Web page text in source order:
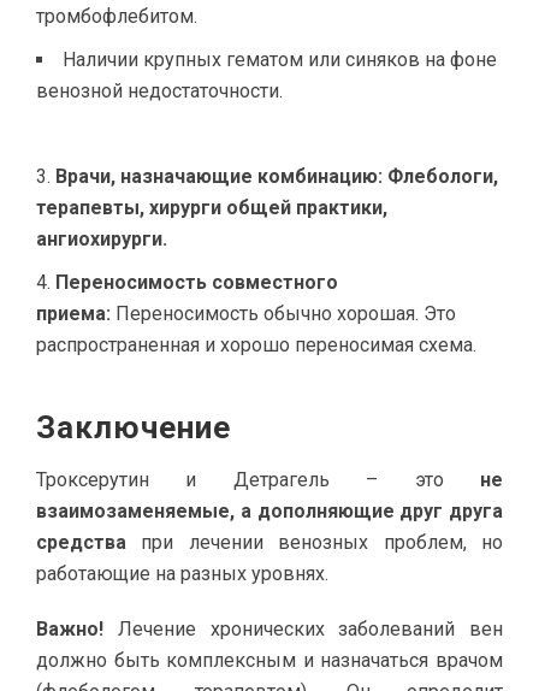
тромбофлебитом.
Наличии крупных гематом или синяков на фоне
венозной недостаточности.
Врачи, назначающие комбинацию: Флебологи,
терапевты, хирурги общей практики,
ангиохирурги.
Переносимость совместного
приема: Переносимость обычно хорошая. Это
распространенная и хорошо переносимая схема.
Заключение
Троксерутин и Детрагель – это не
взаимозаменяемые, а дополняющие друг друга
средства при лечении венозных проблем, но
работающие на разных уровнях.
Важно! Лечение хронических заболеваний вен
должно быть комплексным и назначаться врачом